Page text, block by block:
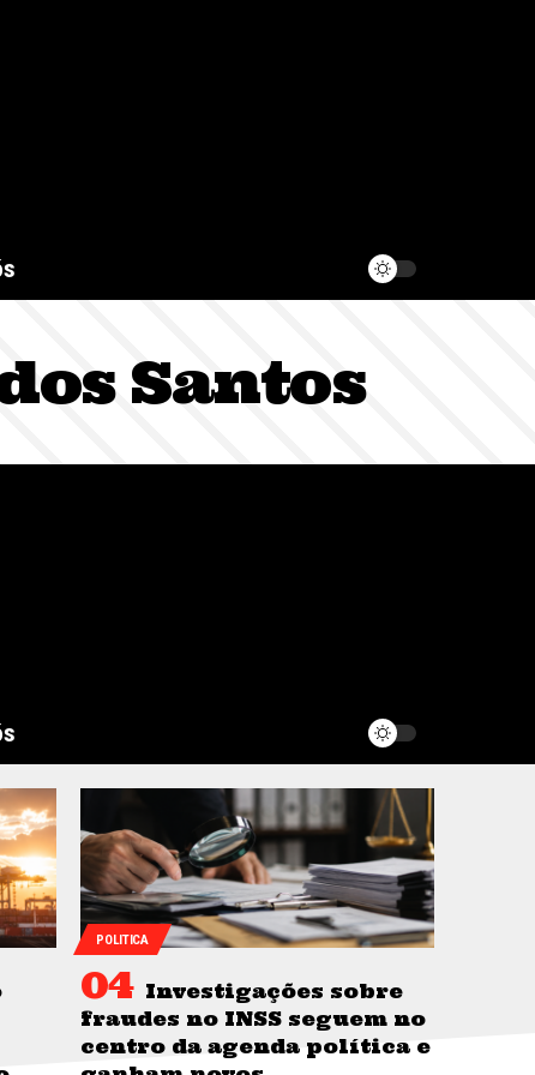
Santos
POLITICA
Investigações sobre
fraudes no INSS seguem no
centro da agenda política e